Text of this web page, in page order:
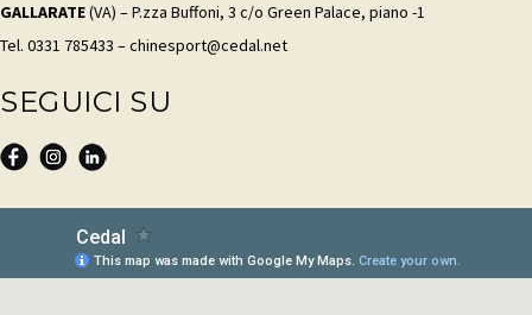
GALLARATE(VA) – P.zza Buffoni, 3 c/o Green Palace, piano -1
Tel. 0331 785433 – chinesport@cedal.net
SEGUICI SU